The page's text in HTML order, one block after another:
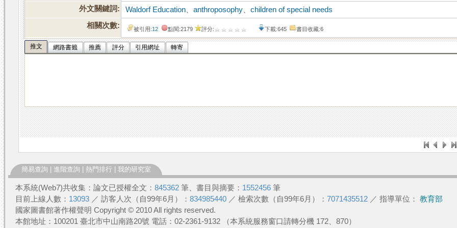
外文關鍵詞: Waldorf Education 、anthroposophy 、children of special needs
相關次數:
被引用:12 點閱:2179 評分: 下載:645 書目收藏:6
推文 網路書籤 推薦 評分 引用網址 轉寄
簡易查詢 進階查詢 熱門排行 我的研究室
本系統(Web7)共收集：論文已授權全文： 845362 筆、書目與摘要： 1552456 筆
目前上線人數： 13093 ／ 訪客人次（自99年6月）： 834985440 ／ 檢索次數（自99年6月）： 7071435512 ／ 指導單位： 教育部
國家圖書館著作權聲明 Copyright © 2010 All rights reserved.
本館地址：100201 臺北市中山南路20號 電話：02-2361-9132 （本系統服務窗口請轉分機 172、870）